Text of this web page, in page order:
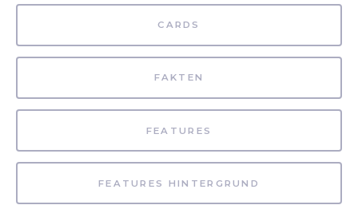
CARDS
FAKTEN
FEATURES
FEATURES HINTERGRUND